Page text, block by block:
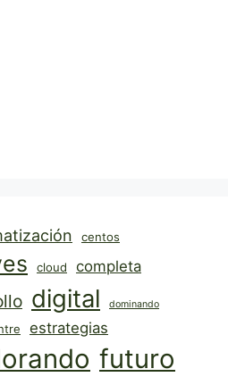
centos
cloud completa
digital dominando
estrategias
futuro